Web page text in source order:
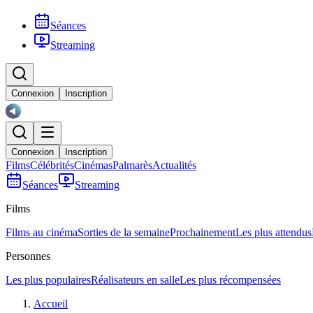
Séances
Streaming
Connexion Inscription
Connexion Inscription
FilmsCélébritésCinémasPalmarèsActualités
Séances
Streaming
Films
Films au cinémaSorties de la semaineProchainementLes plus attendus
Personnes
Les plus populairesRéalisateurs en salleLes plus récompensées
Accueil